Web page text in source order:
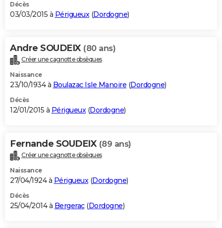
Décès
03/03/2015 à Périgueux(Dordogne)
Andre SOUDEIX (80 ans)
Créer une cagnotte obsèques
Naissance
23/10/1934 à Boulazac Isle Manoire (Dordogne)
Décès
12/01/2015 à Périgueux(Dordogne)
Fernande SOUDEIX (89 ans)
Créer une cagnotte obsèques
Naissance
27/04/1924 à Périgueux(Dordogne)
Décès
25/04/2014 à Bergerac(Dordogne)